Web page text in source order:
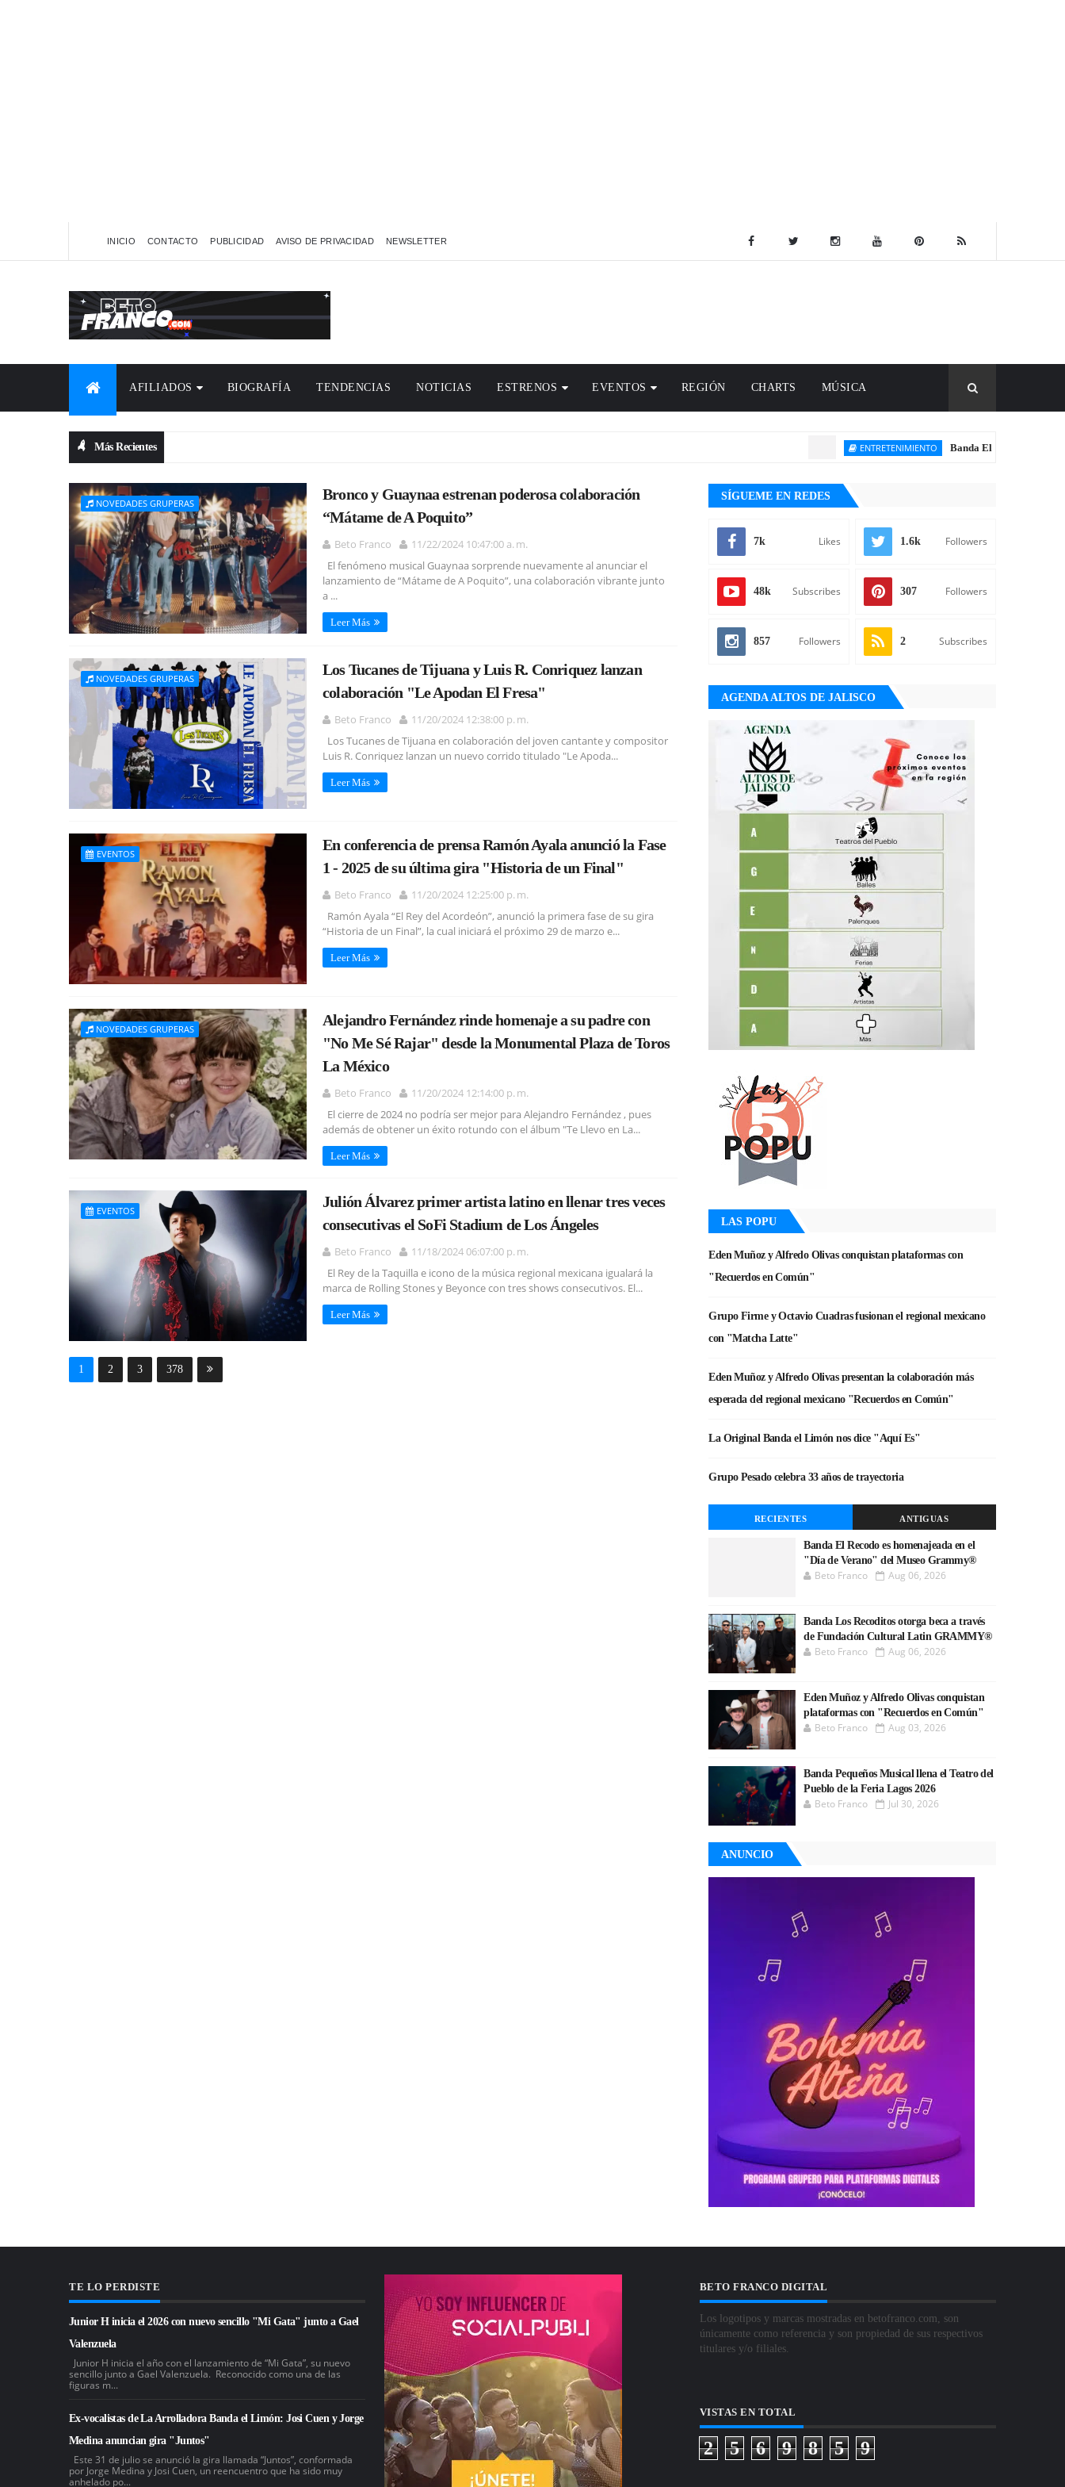
INICIO CONTACTO PUBLICIDAD AVISO DE PRIVACIDAD NEWSLETTER
AFILIADOS BIOGRAFÍA TENDENCIAS NOTICIAS ESTRENOS EVENTOS REGIÓN CHARTS MÚSICA
Más Recientes ENTRETENIMIENTO Banda El Recodo es
NOVEDADES GRUPERAS
Bronco y Guaynaa estrenan poderosa colaboración
“Mátame de A Poquito”
Beto Franco
11/22/2024 10:47:00 a. m.
El fenómeno musical Guaynaa sorprende nuevamente al anunciar el
lanzamiento de “Mátame de A Poquito”, una colaboración vibrante junto
a ...
Leer Más
NOVEDADES GRUPERAS
Los Tucanes de Tijuana y Luis R. Conriquez lanzan
colaboración "Le Apodan El Fresa"
Beto Franco
11/20/2024 12:38:00 p. m.
Los Tucanes de Tijuana en colaboración del joven cantante y compositor
Luis R. Conriquez lanzan un nuevo corrido titulado "Le Apoda...
Leer Más
EVENTOS
En conferencia de prensa Ramón Ayala anunció la Fase
1 - 2025 de su última gira "Historia de un Final"
Beto Franco
11/20/2024 12:25:00 p. m.
Ramón Ayala “El Rey del Acordeón”, anunció la primera fase de su gira
“Historia de un Final”, la cual iniciará el próximo 29 de marzo e...
Leer Más
NOVEDADES GRUPERAS
Alejandro Fernández rinde homenaje a su padre con
"No Me Sé Rajar" desde la Monumental Plaza de Toros
La México
Beto Franco
11/20/2024 12:14:00 p. m.
El cierre de 2024 no podría ser mejor para Alejandro Fernández , pues
además de obtener un éxito rotundo con el álbum "Te Llevo en La...
Leer Más
EVENTOS
Julión Álvarez primer artista latino en llenar tres veces
consecutivas el SoFi Stadium de Los Ángeles
Beto Franco
11/18/2024 06:07:00 p. m.
El Rey de la Taquilla e icono de la música regional mexicana igualará la
marca de Rolling Stones y Beyonce con tres shows consecutivos. El...
Leer Más
1 2 3 378
SÍGUEME EN REDES
7k Likes 1.6k Followers
48k Subscribes 307 Followers
857 Followers 2 Subscribes
AGENDA ALTOS DE JALISCO
LAS POPU
Eden Muñoz y Alfredo Olivas conquistan plataformas con
"Recuerdos en Común"
Grupo Firme y Octavio Cuadras fusionan el regional mexicano
con "Matcha Latte"
Eden Muñoz y Alfredo Olivas presentan la colaboración más
esperada del regional mexicano "Recuerdos en Común"
La Original Banda el Limón nos dice "Aquí Es"
Grupo Pesado celebra 33 años de trayectoria
RECIENTES ANTIGUAS
Banda El Recodo es homenajeada en el
"Día de Verano" del Museo Grammy®
Beto Franco Aug 06, 2026
Banda Los Recoditos otorga beca a través
de Fundación Cultural Latin GRAMMY®
Beto Franco Aug 06, 2026
Eden Muñoz y Alfredo Olivas conquistan
plataformas con "Recuerdos en Común"
Beto Franco Aug 03, 2026
Banda Pequeños Musical llena el Teatro del
Pueblo de la Feria Lagos 2026
Beto Franco Jul 30, 2026
ANUNCIO
TE LO PERDISTE
Junior H inicia el 2026 con nuevo sencillo "Mi Gata" junto a Gael
Valenzuela
Junior H inicia el año con el lanzamiento de “Mi Gata”, su nuevo
sencillo junto a Gael Valenzuela. Reconocido como una de las
figuras m...
Ex-vocalistas de La Arrolladora Banda el Limón: Josi Cuen y Jorge
Medina anuncian gira "Juntos"
Este 31 de julio se anunció la gira llamada “Juntos”, conformada
por Jorge Medina y Josi Cuen, un reencuentro que ha sido muy
anhelado po...
BETO FRANCO DIGITAL
Los logotipos y marcas mostradas en betofranco.com, son
únicamente como referencia y son propiedad de sus respectivos
titulares y/o filiales.
VISTAS EN TOTAL
2 5 6 9 8 5 9